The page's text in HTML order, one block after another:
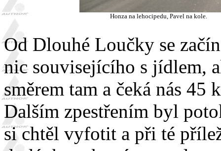
Honza na lehocipedu, Pavel na kole.
Od Dlouhé Loučky se
nic souvisejícího s jídlem,
směrem tam a čeká nás
Dalším zpestřením byl
si chtěl vyfotit a při té